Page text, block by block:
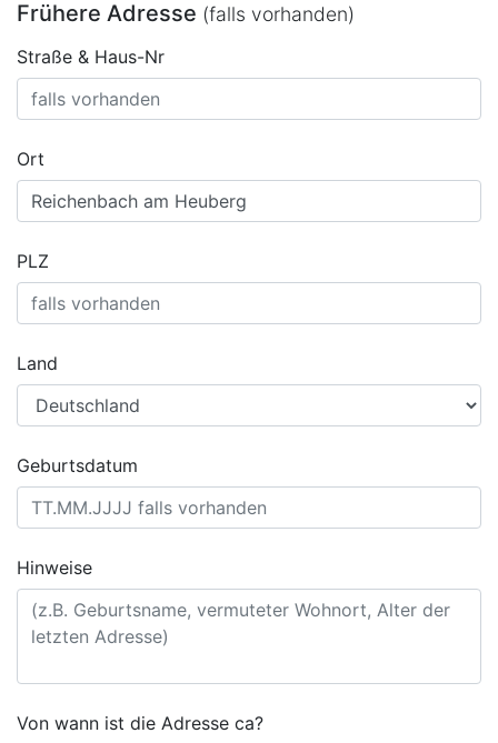
Frühere Adresse (falls vorhanden)
Straße & Haus-Nr
Ort
PLZ
Land
Geburtsdatum
Hinweise
Von wann ist die Adresse ca?